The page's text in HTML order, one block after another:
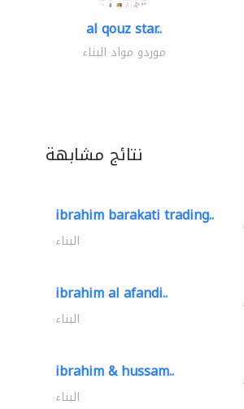
al qouz star..
موردو مواد البناء
نتائج مشابهة
ibrahim barakati trading..
البناء
ibrahim al afandi..
البناء
ibrahim & hussam..
البناء